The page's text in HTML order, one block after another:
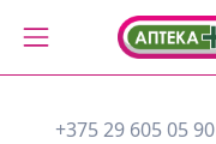
2. Вставьте этот код
+375 29 605 05 90